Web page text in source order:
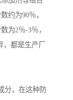
约为90％，
为2％-3％，
都是生产厂
分，在这种防